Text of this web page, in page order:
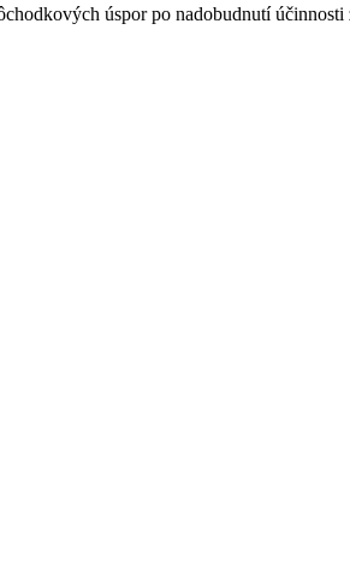
úspor po nadobudnutí účinnosti